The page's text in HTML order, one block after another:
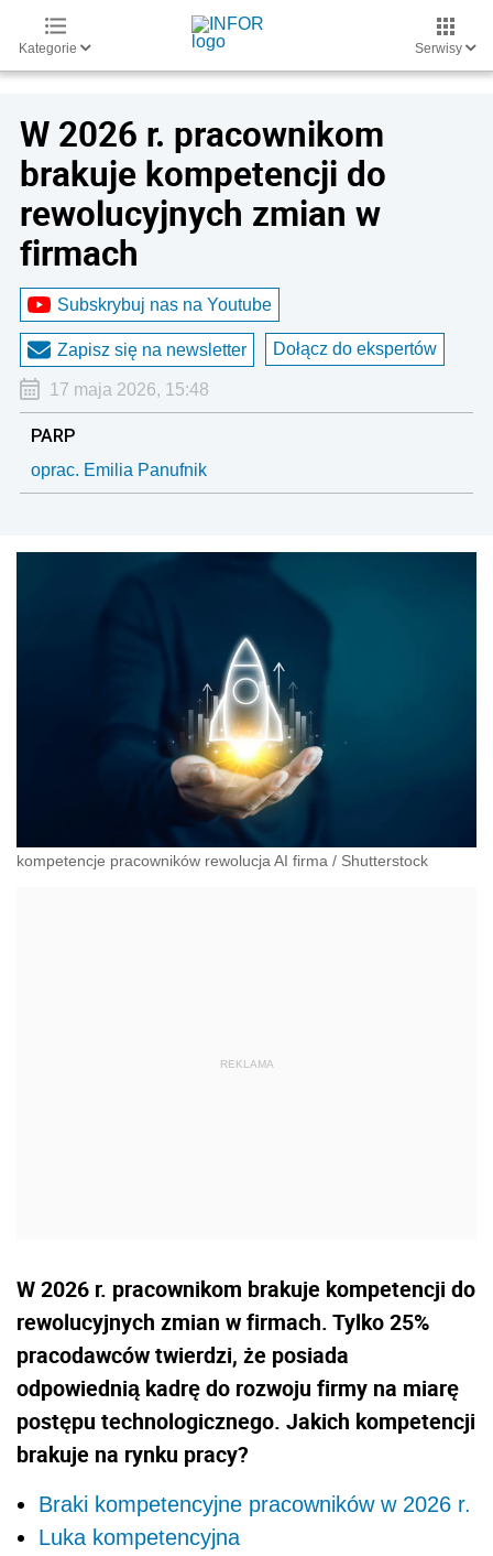
Kategorie Serwisy
W 2026 r. pracownikom
brakuje kompetencji do
rewolucyjnych zmian w
firmach
Subskrybuj nas na Youtube
Zapisz się na newsletter Dołącz do ekspertów
17 maja 2026, 15:48
PARP
oprac. Emilia Panufnik
kompetencje pracowników rewolucja AI firma / Shutterstock
W 2026 r. pracownikom brakuje kompetencji do
rewolucyjnych zmian w firmach. Tylko 25%
pracodawców twierdzi, że posiada
odpowiednią kadrę do rozwoju firmy na miarę
postępu technologicznego. Jakich kompetencji
brakuje na rynku pracy?
Braki kompetencyjne pracowników w 2026 r.
Luka kompetencyjna